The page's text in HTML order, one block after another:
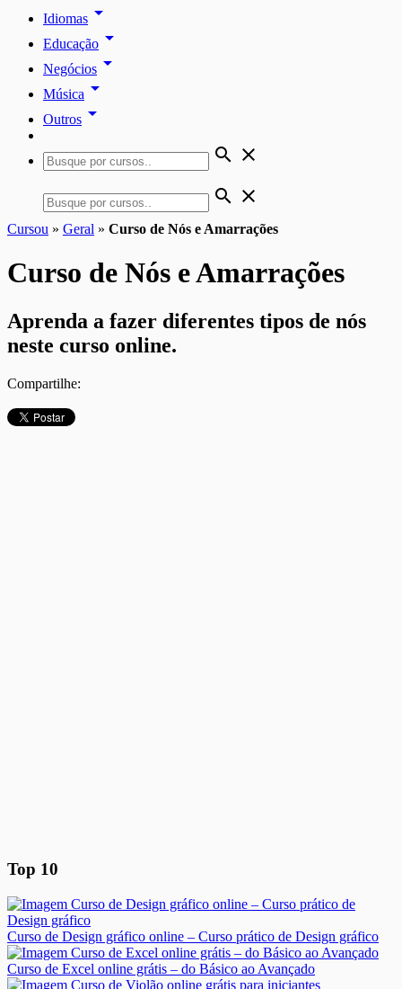
Idiomas arrow_drop_down
Educação arrow_drop_down
Negócios arrow_drop_down
Música arrow_drop_down
Outros arrow_drop_down
search close
search close
Cursou » Geral » Curso de Nós e Amarrações
Curso de Nós e Amarrações
Aprenda a fazer diferentes tipos de nós
neste curso online.
Compartilhe:
Top 10
Curso de Design gráfico online – Curso prático de Design gráfico
Curso de Excel online grátis – do Básico ao Avançado